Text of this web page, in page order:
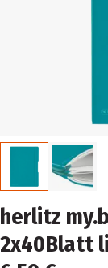
herlitz
2x40Blatt